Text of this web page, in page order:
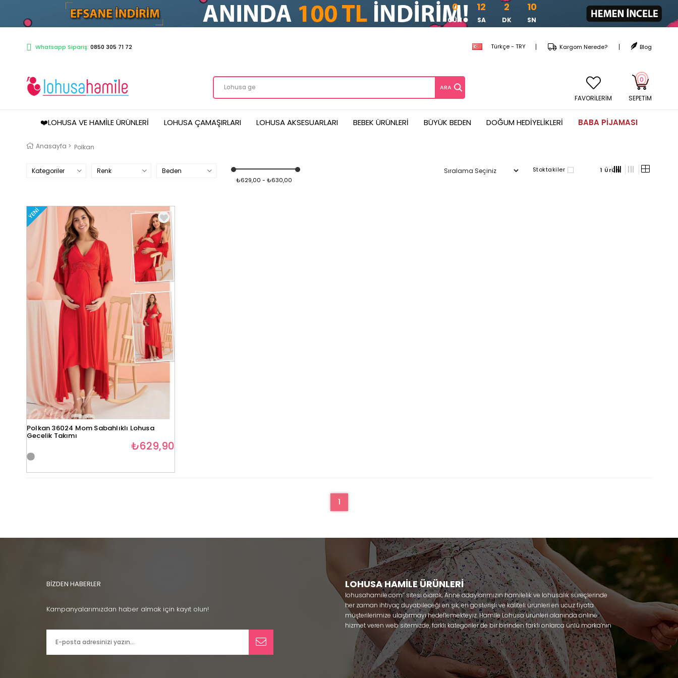
0
GÜN
12
SA
2
DK
10
SN
Whatsapp Sipariş: 0850 305 71 72 Türkçe - TRY Blog
Kargom Nerede?
SEPETIM
0
FAVORİLERİM
❤️LOHUSA VE HAMILE ÜRÜNLERI LOHUSA ÇAMAŞIRLARI LOHUSA AKSESUARLARI BEBEK ÜRÜNLERI BÜYÜK BEDEN DOĞUM HEDIYELIKLERI BABA PIJAMASI
Anasayfa > Polkan
Kategoriler Renk Beden
₺629,00 - ₺630,00
Stoktakiler 1 Ürün
YENI
Polkan 36024 Mom Sabahlıklı Lohusa
Gecelik Takımı
₺629,90
1
BİZDEN HABERLER
Kampanyalarımızdan haber almak için kayıt olun!
LOHUSA HAMİLE ÜRÜNLERİ
lohusahamile.com’’ sitesi olarak, Anne adaylarımızın hamilelik ve lohusalık süreçlerinde
her zaman ihtiyaç duyabileceği en şık, en gösterişli ve kaliteli ürünleri en ucuz fiyata
müşterilerimize ulaştırmayı hedeflemekteyiz. Hamile Lohusa ürünleri alanında online
hizmet veren web sitemizde, farklı kategoriler de bir birinden farklı onlarca ünlü marka’nın
ürünlerine sadece bir tık uzaklıkta olacaksınız. Hem hamilelik öncesi hem doğum sonrası
kullanabileceğiniz ürünler ile gebelik döneminizi huzur içinde geçirmenize yardımcı
olmaya çalışmaktayız. Annelerimizin ihtiyaç duydukları lohusa pijama, lohusa gecelik,
lohusa sabahlık, hamile pijama, hamile gecelik, Emzirme sütyeni, Emzirme atleti, Lohusa
taç ve terlik gibi ürünleri bir çok model seçenekleriyle bir birinden güzel kombinler